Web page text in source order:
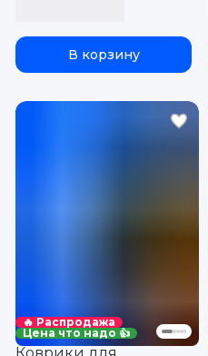
В корзину
🔥 Распродажа
Цена что надо 👍